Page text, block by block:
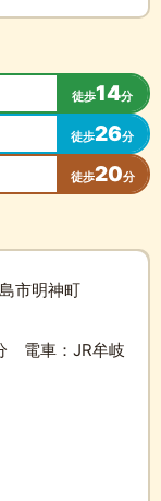
徒歩14分
徒歩26分
徒歩20分
市明神町
電車：JR牟岐